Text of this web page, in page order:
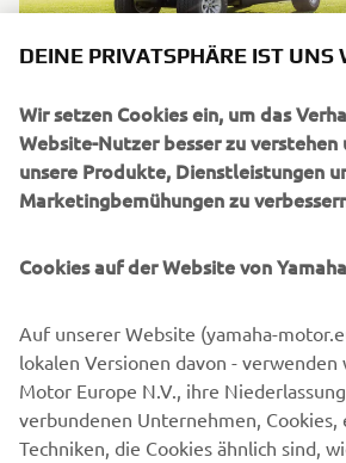
Dank des kraftvollen 3,3-kW-Motors
leistungsstarken Roypow® LFP-
lange, hügelige Kurse zum
geräumige und bequeme Innenraum
fortschrittlichen YamaTrack®
Spielbedürfnisse anpassen.
ENTDECKEN
DEINE PRIVATSPHÄRE IST UNS
Wir setzen Cookies ein, um das
Website-Nutzer besser zu verstehen
unsere Produkte, Dienstleistungen
Marketingbemühungen zu
Cookies auf der Website von
Auf unserer Website (yamaha-
lokalen Versionen davon - verwenden
Motor Europe N.V., ihre
verbundenen Unternehmen, Cookies,
Techniken, die Cookies ähnlich sind,